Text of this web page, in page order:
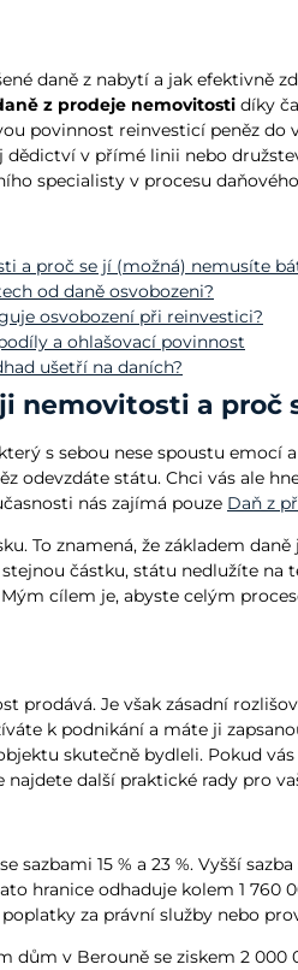
daně z nabytí a jak efektivně
z prodeje nemovitosti díky
povinnost reinvesticí peněz
dědictví v přímé linii nebo
specialisty v procesu
a proč se jí (možná) nemusíte
od daně osvobozeni?
osvobození při reinvestici?
a ohlašovací povinnost
ušetří na daních?
nemovitosti a proč
s sebou nese spoustu
odevzdáte státu. Chci vás ale
nás zajímá pouze Daň z
To znamená, že základem
částku, státu nedlužíte
cílem je, abyste celým
prodává. Je však zásadní
k podnikání a máte ji
skutečně bydleli. Pokud
najdete další praktické rady pro
sazbami 15 % a 23 %. Vyšší
hranice odhaduje kolem 1
za právní služby nebo
dům v Berouně se ziskem 2